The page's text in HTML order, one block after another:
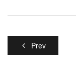
Prev